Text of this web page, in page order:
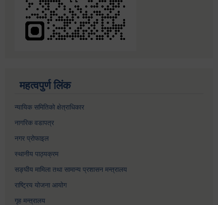
महत्वपुर्ण लिंक
न्यायिक समितिको क्षेत्राधिकार
नागरिक वडापत्र
नगर प्रोफाइल
स्थानीय पाठ्यक्रम
सङ्घीय मामिला तथा सामान्य प्रशासन मन्त्रालय
राष्ट्रिय योजना आयोग
गृह मन्त्रालय